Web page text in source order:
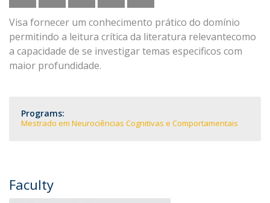
Visa fornecer um conhecimento prático do domínio
permitindo a leitura crítica da literatura relevantecomo
a capacidade de se investigar temas especificos com
maior profundidade.
Programs:
Mestrado em Neurociências Cognitivas e Comportamentais
Faculty